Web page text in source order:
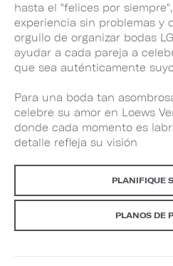
hasta el "felices por
experiencia sin problemas y
orgullo de organizar bodas
ayudar a cada pareja a
que sea auténticamente
Para una boda tan
celebre su amor en Loews
donde cada momento es
detalle refleja su visión
PLANIFIQUE
PLANOS DE